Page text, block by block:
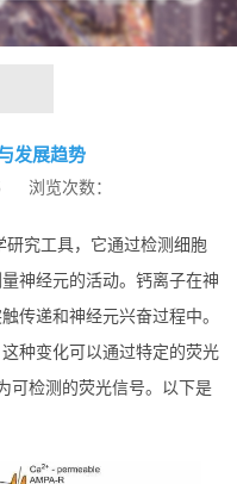
发展趋势
浏览次数：
究工具，它通过检测细胞
神经元的活动。钙离子在神
传递和神经元兴奋过程中。
种变化可以通过特定的荧光
可检测的荧光信号。以下是